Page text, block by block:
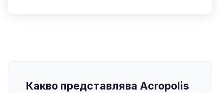
Какво представлява Acropolis